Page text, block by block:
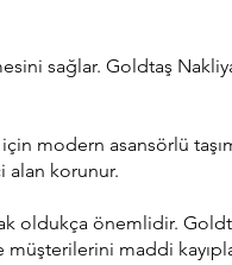
sağlar. Goldtaş
modern asansörlü
alan korunur.
oldukça önemlidir.
müşterilerini maddi